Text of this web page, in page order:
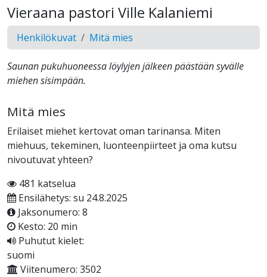
Vieraana pastori Ville Kalaniemi
Henkilökuvat Mitä mies
Saunan pukuhuoneessa löylyjen jälkeen päästään syvälle
miehen sisimpään.
Mitä mies
Erilaiset miehet kertovat oman tarinansa. Miten
miehuus, tekeminen, luonteenpiirteet ja oma kutsu
nivoutuvat yhteen?
481 katselua
Ensilähetys: su 24.8.2025
Jaksonumero: 8
Kesto: 20 min
Puhutut kielet:
suomi
Viitenumero: 3502